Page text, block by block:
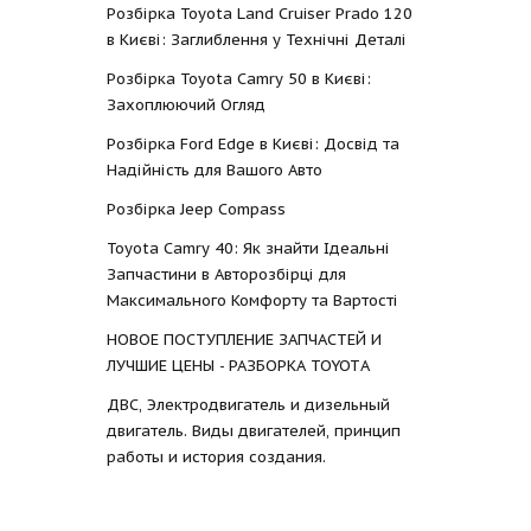
Розбірка Toyota Land Cruiser Prado 120
в Києві: Заглиблення у Технічні Деталі
Розбірка Toyota Camry 50 в Києві:
Захоплюючий Огляд
Розбірка Ford Edge в Києві: Досвід та
Надійність для Вашого Авто
Розбірка Jeep Compass
Toyota Camry 40: Як знайти Ідеальні
Запчастини в Авторозбірці для
Максимального Комфорту та Вартості
НОВОЕ ПОСТУПЛЕНИЕ ЗАПЧАСТЕЙ И
ЛУЧШИЕ ЦЕНЫ - РАЗБОРКА TOYOTА
ДВС, Электродвигатель и дизельный
двигатель. Виды двигателей, принцип
работы и история создания.